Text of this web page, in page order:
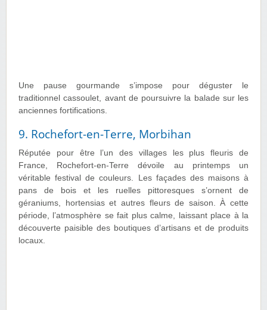
Une pause gourmande s’impose pour déguster le
traditionnel cassoulet, avant de poursuivre la balade sur les
anciennes fortifications.
9. Rochefort-en-Terre, Morbihan
Réputée pour être l’un des villages les plus fleuris de
France, Rochefort-en-Terre dévoile au printemps un
véritable festival de couleurs. Les façades des maisons à
pans de bois et les ruelles pittoresques s’ornent de
géraniums, hortensias et autres fleurs de saison. À cette
période, l’atmosphère se fait plus calme, laissant place à la
découverte paisible des boutiques d’artisans et de produits
locaux.